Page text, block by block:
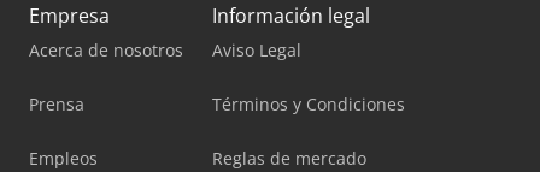
Empresa
Acerca de nosotros
Prensa
Empleos
Información legal
Aviso Legal
Términos y Condiciones
Reglas de mercado